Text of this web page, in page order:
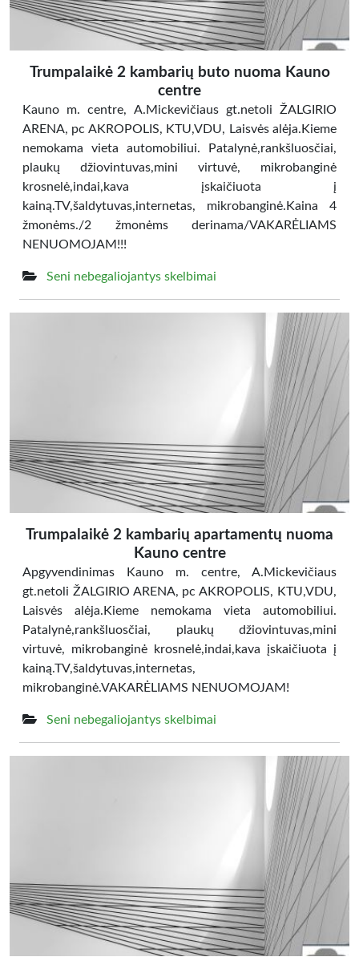
Trumpalaikė 2 kambarių buto nuoma Kauno
centre
Kauno m. centre, A.Mickevičiaus gt.netoli ŽALGIRIO
ARENA, pc AKROPOLIS, KTU,VDU, Laisvės alėja.Kieme
nemokama vieta automobiliui. Patalynė,rankšluosčiai,
plaukų džiovintuvas,mini virtuvė, mikrobanginė
krosnelė,indai,kava įskaičiuota į
kainą.TV,šaldytuvas,internetas, mikrobanginė.Kaina 4
žmonėms./2 žmonėms derinama/VAKARĖLIAMS
NENUOMOJAM!!!
Seni nebegaliojantys skelbimai
Trumpalaikė 2 kambarių apartamentų nuoma
Kauno centre
Apgyvendinimas Kauno m. centre, A.Mickevičiaus
gt.netoli ŽALGIRIO ARENA, pc AKROPOLIS, KTU,VDU,
Laisvės alėja.Kieme nemokama vieta automobiliui.
Patalynė,rankšluosčiai, plaukų džiovintuvas,mini
virtuvė, mikrobanginė krosnelė,indai,kava įskaičiuota į
kainą.TV,šaldytuvas,internetas,
mikrobanginė.VAKARĖLIAMS NENUOMOJAM!
Seni nebegaliojantys skelbimai